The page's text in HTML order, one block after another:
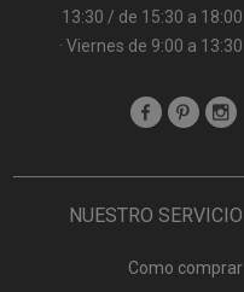
13:30 / de 15:30 a 18:00
· Viernes de 9:00 a 13:30
NUESTRO SERVICIO
Como comprar